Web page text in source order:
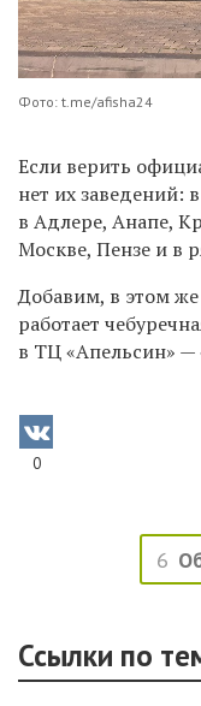
Фото: t.me/afisha24
Если верить
нет их заведений:
в Адлере, Анапе,
Москве, Пензе и в
Добавим, в этом
работает
в ТЦ «Апельсин» —
0
6
Ссылки по